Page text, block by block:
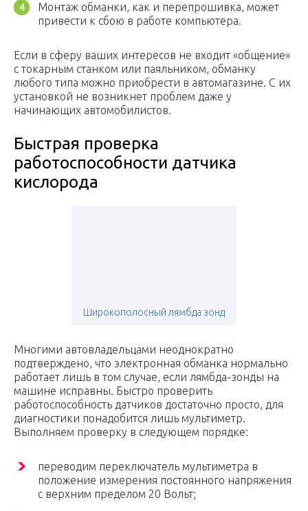
Монтаж обманки, как и перепрошивка, может
привести к сбою в работе компьютера.
Если в сферу ваших интересов не входит «общение»
с токарным станком или паяльником, обманку
любого типа можно приобрести в автомагазине. С их
установкой не возникнет проблем даже у
начинающих автомобилистов.
Быстрая проверка
работоспособности датчика
кислорода
Широкополосный лямбда зонд
Многими автовладельцами неоднократно
подтверждено, что электронная обманка нормально
работает лишь в том случае, если лямбда-зонды на
машине исправны. Быстро проверить
работоспособность датчиков достаточно просто, для
диагностики понадобится лишь мультиметр.
Выполняем проверку в следующем порядке:
переводим переключатель мультиметра в
положение измерения постоянного напряжения
с верхним пределом 20 Вольт;